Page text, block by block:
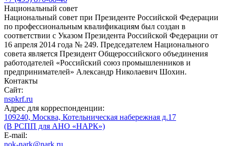
Национальный совет
Национальный совет при Президенте Российской Федерации
по профессиональным квалификациям был создан в
соответствии с Указом Президента Российской Федерации от
16 апреля 2014 года № 249. Председателем Национального
совета является Президент Общероссийского объединения
работодателей «Российский союз промышленников и
предпринимателей» Александр Николаевич Шохин.
Контакты
Сайт:
nspkrf.ru
Адрес для корреспонденции:
109240, Москва, Котельническая набережная д.17
(В РСПП для АНО «НАРК»)
E-mail:
nok-nark@nark.ru